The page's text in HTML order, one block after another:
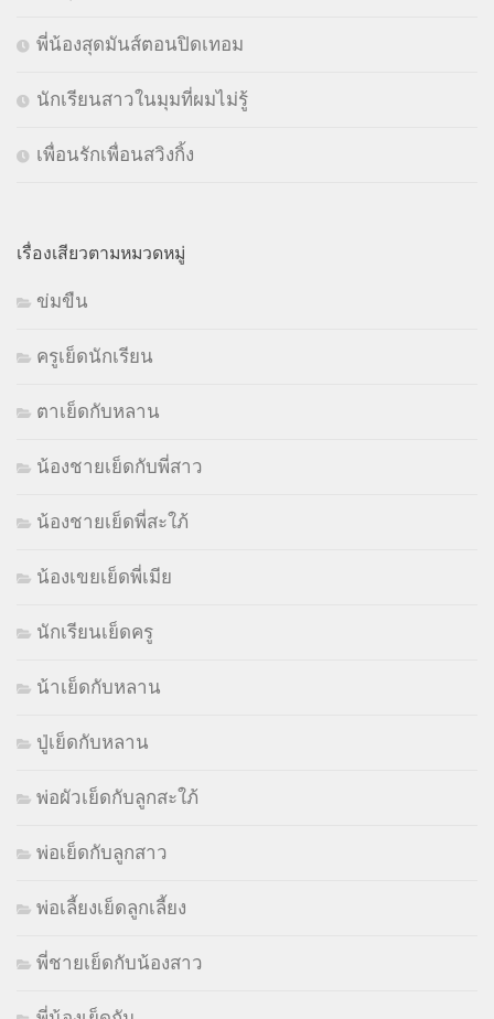
พี่น้องสุดมันส์ตอนปิดเทอม
นักเรียนสาวในมุมที่ผมไม่รู้
เพื่อนรักเพื่อนสวิงกิ้ง
เรื่องเสียวตามหมวดหมู่
ข่มขืน
ครูเย็ดนักเรียน
ตาเย็ดกับหลาน
น้องชายเย็ดกับพี่สาว
น้องชายเย็ดพี่สะใภ้
น้องเขยเย็ดพี่เมีย
นักเรียนเย็ดครู
น้าเย็ดกับหลาน
ปู่เย็ดกับหลาน
พ่อผัวเย็ดกับลูกสะใภ้
พ่อเย็ดกับลูกสาว
พ่อเลี้ยงเย็ดลูกเลี้ยง
พี่ชายเย็ดกับน้องสาว